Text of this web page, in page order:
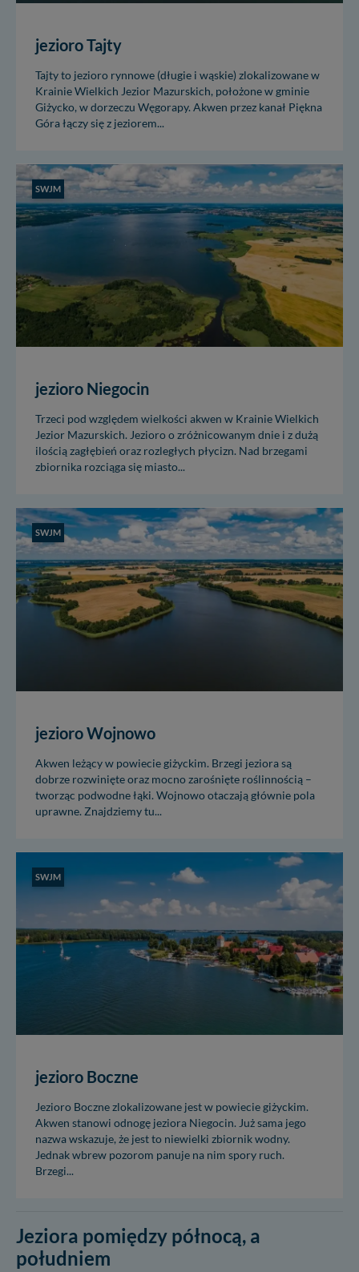
jezioro Tajty
Tajty to jezioro rynnowe (długie i wąskie) zlokalizowane w
Krainie Wielkich Jezior Mazurskich, położone w gminie
Giżycko, w dorzeczu Węgorapy. Akwen przez kanał Piękna
Góra łączy się z jeziorem...
SWJM
jezioro Niegocin
Trzeci pod względem wielkości akwen w Krainie Wielkich
Jezior Mazurskich. Jezioro o zróżnicowanym dnie i z dużą
ilością zagłębień oraz rozległych płycizn. Nad brzegami
zbiornika rozciąga się miasto...
SWJM
jezioro Wojnowo
Akwen leżący w powiecie giżyckim. Brzegi jeziora są
dobrze rozwinięte oraz mocno zarośnięte roślinnością –
tworząc podwodne łąki. Wojnowo otaczają głównie pola
uprawne. Znajdziemy tu...
SWJM
jezioro Boczne
Jezioro Boczne zlokalizowane jest w powiecie giżyckim.
Akwen stanowi odnogę jeziora Niegocin. Już sama jego
nazwa wskazuje, że jest to niewielki zbiornik wodny.
Jednak wbrew pozorom panuje na nim spory ruch.
Brzegi...
Jeziora pomiędzy północą, a
południem
Twoich danych innym podmiotom oraz osobom
Twoich danych jest elementem usługi (przekazanie
danych z formularza kontaktowego, przekazanie danych
w przypadku rezerwacji usług typu: nocleg, czartery,
itp). Więcej informacji o zasadach i funkcjonalności
serwisu wRegulaminie Serwisu
Administratorem Twoich danych jest: Agencja
skontaktować się za pośrednictwem tejstrony.
W każdej chwili możesz: zażądać dostępu do swoich
danych, zażądać ich poprawienia lub usunięcia,
zabronić ich przetwarzania. Pamiętaj jednak, że nie
zawsze jest możliwe techniczne zrealizowanie Twoich
praw w odniesieniu do informacji zawartych w plikach
cookies. Twoja przeglądarka umożliwia Ci skasowanie
tych plików - w pewnych przypadkach nie możemy tego
zrobić za Ciebie.
Dziękujemy, i życzmy miłego odkrywania Mazur na